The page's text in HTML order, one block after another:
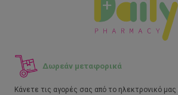
Δωρεάν μεταφορικά
Κάνετε τις αγορές σας από το ηλεκτρονικό